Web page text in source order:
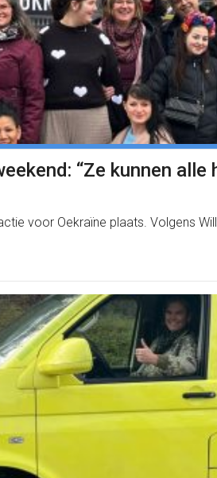
“Ze kunnen alle
voor Oekraïne plaats. Volgens